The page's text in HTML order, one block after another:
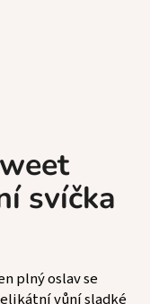
svíčka
plný oslav se
vůní sladké